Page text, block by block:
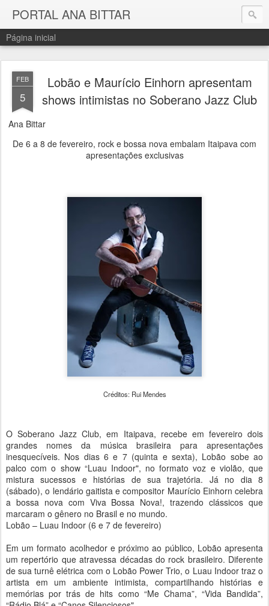
PORTAL ANA BITTAR
Página inicial
FEB
5
Lobão e Maurício Einhorn apresentam
shows intimistas no Soberano Jazz Club
Ana Bittar
De 6 a 8 de fevereiro, rock e bossa nova embalam Itaipava com
apresentações exclusivas
Créditos: Rui Mendes
O Soberano Jazz Club, em Itaipava, recebe em fevereiro dois
grandes nomes da música brasileira para apresentações
inesquecíveis. Nos dias 6 e 7 (quinta e sexta), Lobão sobe ao
palco com o show “Luau Indoor", no formato voz e violão, que
mistura sucessos e histórias de sua trajetória. Já no dia 8
(sábado), o lendário gaitista e compositor Maurício Einhorn celebra
a bossa nova com Viva Bossa Nova!, trazendo clássicos que
marcaram o gênero no Brasil e no mundo.
Lobão – Luau Indoor (6 e 7 de fevereiro)
Em um formato acolhedor e próximo ao público, Lobão apresenta
um repertório que atravessa décadas do rock brasileiro. Diferente
de sua turnê elétrica com o Lobão Power Trio, o Luau Indoor traz o
artista em um ambiente intimista, compartilhando histórias e
memórias por trás de hits como “Me Chama”, “Vida Bandida”,